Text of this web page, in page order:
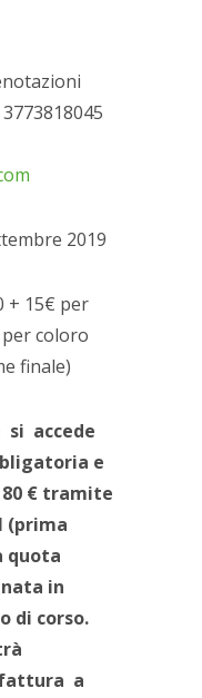
2019
+ 15€ per
coloro
finale)
accede
e
€ tramite
(prima
quota
in
di corso.
a